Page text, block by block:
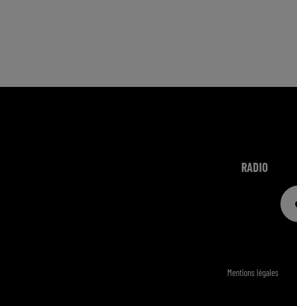
RADIO
Mentions légales